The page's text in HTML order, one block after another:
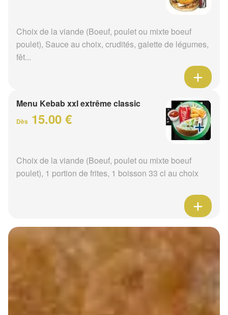
Choix de la viande (Boeuf, poulet ou mixte boeuf
poulet), Sauce au choix, crudités, galette de légumes,
fêt...
Menu Kebab xxl extrême classic
Dès 15.00 €
Choix de la viande (Boeuf, poulet ou mixte boeuf
poulet), 1 portion de frites, 1 boisson 33 cl au choix